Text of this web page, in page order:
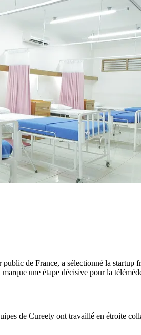
de France, a sélectionné la startup
une étape décisive pour la
de Cureety ont travaillé en étroite